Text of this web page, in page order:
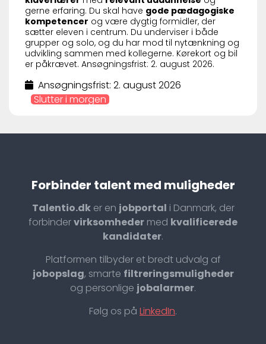
gerne erfaring. Du skal have gode pædagogiske
kompetencer og være dygtig formidler, der
sætter eleven i centrum. Du underviser i både
grupper og solo, og du har mod til nytænkning og
udvikling sammen med kollegerne. Kørekort og bil
er påkrævet. Ansøgningsfrist: 2. august 2026.
Ansøgningsfrist: 2. august 2026
Slutter i morgen
Forbinder talent med muligheder
Talentio.dker en jobportal i Danmark, der
forbindervirksomheder med kvalificerede
kandidater.
Platformen tilbyder et bredt udvalg af
jobopslag, smarte filtreringsmuligheder
og personlige jobalarmer.
Følg os på LinkedIn.